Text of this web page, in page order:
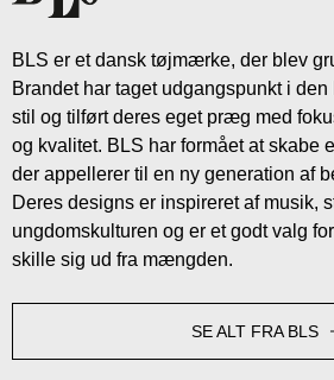
BLS er et dansk tøjmærke, der blev
Brandet har taget udgangspunkt i
stil og tilført deres eget præg med
og kvalitet. BLS har formået at skabe
der appellerer til en ny generation af
Deres designs er inspireret af musik,
ungdomskulturen og er et godt valg
skille sig ud fra mængden.
SE ALT FRA BLS